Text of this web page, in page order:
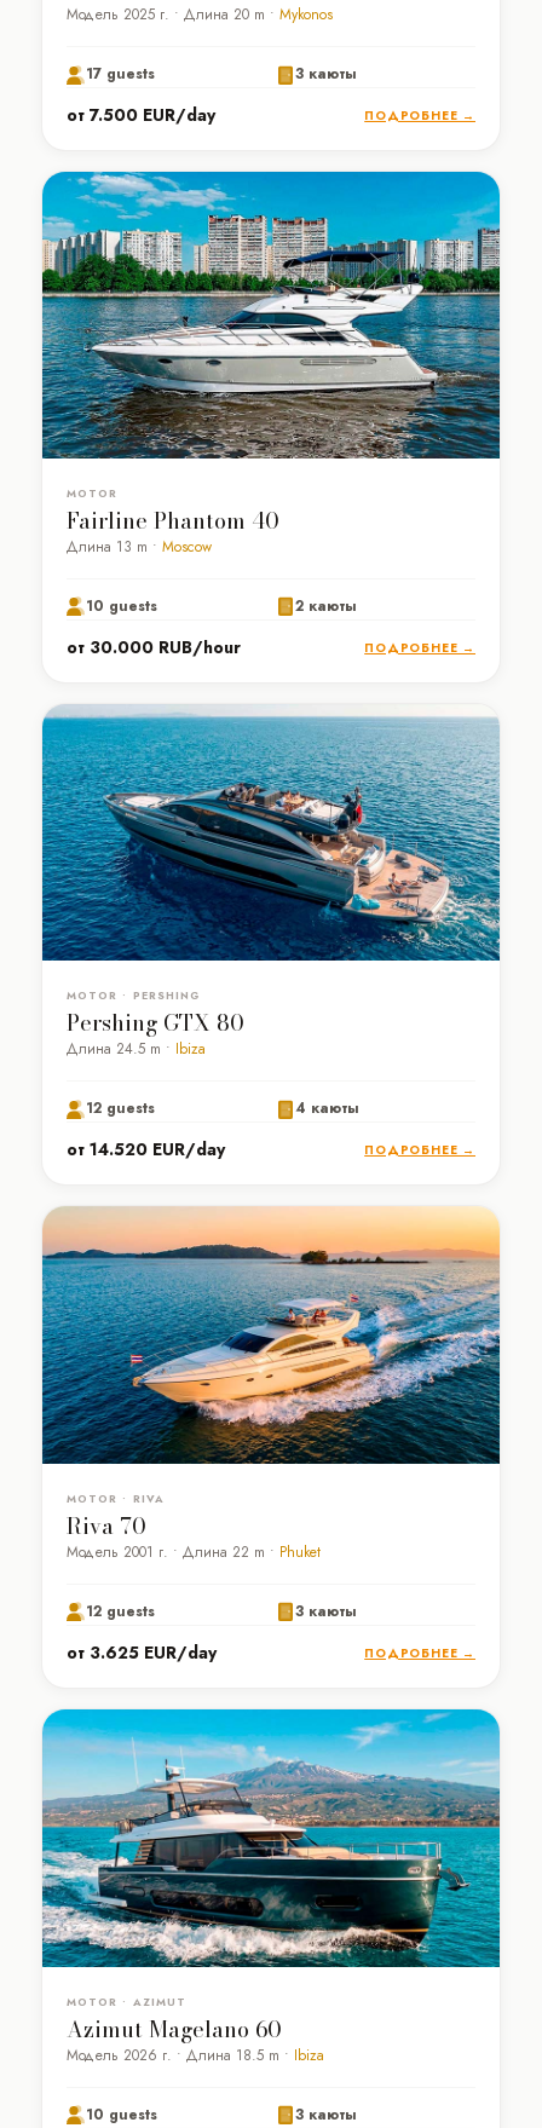
Модель 2025 г. • Длина 20 m • Mykonos
17 guests 3 каюты
от 7.500 EUR/day ПОДРОБНЕЕ →
MOTOR
Fairline Phantom 40
Длина 13 m • Moscow
10 guests 2 каюты
от 30.000 RUB/hour ПОДРОБНЕЕ →
MOTOR • PERSHING
Pershing GTX 80
Длина 24.5 m • Ibiza
12 guests 4 каюты
от 14.520 EUR/day ПОДРОБНЕЕ →
MOTOR • RIVA
Riva 70
Модель 2001 г. • Длина 22 m • Phuket
12 guests 3 каюты
от 3.625 EUR/day ПОДРОБНЕЕ →
MOTOR • AZIMUT
Azimut Magelano 60
Модель 2026 г. • Длина 18.5 m • Ibiza
10 guests 3 каюты